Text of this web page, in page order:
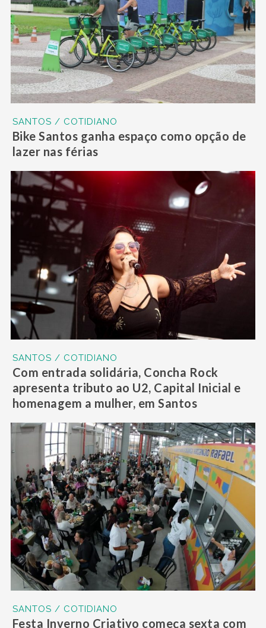
SANTOS / COTIDIANO
Bike Santos ganha espaço como opção de
lazer nas férias
SANTOS / COTIDIANO
Com entrada solidária, Concha Rock
apresenta tributo ao U2, Capital Inicial e
homenagem a mulher, em Santos
SANTOS / COTIDIANO
Festa Inverno Criativo começa sexta com